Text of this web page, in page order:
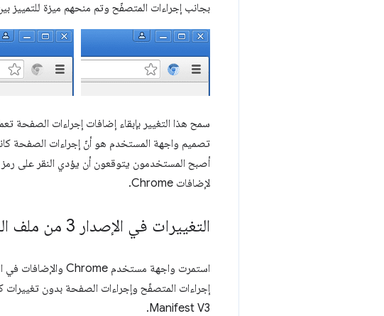
بجانب إجراءات المتصفّح وتم منحهم ميزة للتمييز
سمح هذا التغيير بإبقاء إضافات إجراءات الصفحة
تصميم واجهة المستخدم هو أنّ إجراءات الصفحة
أصبح المستخدمون يتوقعون أن يؤدي النقر على
لإضافات Chrome.
التغييرات في الإصدار 3 من ملف البيان
إجراءات المتصفّح وإجراءات الصفحة بدون
Manifest V3.